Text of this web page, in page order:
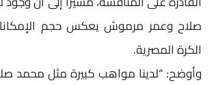
صلاح وعمر مرموش يعكس حجم
الكرة المصرية.
وأوضح: “لدينا مواهب كبيرة مثل محمد